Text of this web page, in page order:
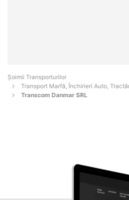
Șoimii Transporturilor
Transport Marfă, Închirieri Auto,
Transcom Danmar SRL